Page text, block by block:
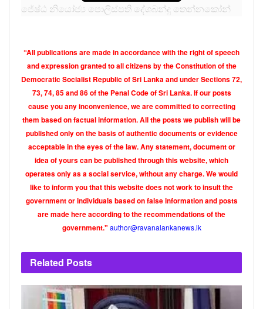
ජේෂ්ඨ නියෝජ්‍ය පොලිස්පති දේශබන්දු තෙන්නකෝන්
පසු ගිය මැයි මස 9 වැනිදා සිදු කල පහරදීමේ සිද්දියේ සිට
ඔහුට විවිද චෝදනා එල්ල විය. කෙසේ නමුත් ඔහුට
විරුද්දව චෝදනා පත්‍ර කිසිවක් බාර දුන් බවක් වාර්තා
නොවිනි. එසේම දේශබන්දු තෙන්නකෝන් මහතාට දැඩි
ජනතා අප්‍රසාදයක් මේ වන විටත් පවතී. නමුත් ජනතා
අරගල නීතී විරෝදී ලෙස හෝ පාලනය කිරීම සදහා රනිල්
වික්‍රමසින්හ මහතාට හොද හයියක් වීමට දේශබන්දු
තෙන්නකෝන් වැනි අය අවශ්‍ය වේ. කොහොම උනත්
හිටපු පොලිස්පති පූජිත් ජයසුන්දර මහතාටද අවසානයේ
හිර ගෙදර උරුම වූ බැවින්, පොලිස්පති දූරය ලැබීමෙන්
පසුව හෝ නීතියට අනුව පමනක් කටයුතු කිරීම ඔහුගේ
මතු ආරක්ශාවට යහපතක් වනු ඇත.
එසේම පොලිස් දෙපාර්තමේන්තුවට තිබූ ගරුත්වයට දැඩි
ලෙස හානි වුයේද දේශබන්දු තෙන්නකෝන් මහතාගේද
නීතිවිරෝදී ක්‍රියා හේතුවෙනි. ඔහුගේද සහායෙන් විනාශ
වී ඇති පොලිස් දෙපාර්තමේන්තුව නැවත යතා තත්වයට
“All publications are made in accordance with the right of speech
and expression granted to all citizens by the Constitution of the
Democratic Socialist Republic of Sri Lanka and under Sections 72,
73, 74, 85 and 86 of the Penal Code of Sri Lanka. If our posts
cause you any inconvenience, we are committed to correcting
them based on factual information. All the posts we publish will be
published only on the basis of authentic documents or evidence
acceptable in the eyes of the law. Any statement, document or
idea of yours can be published through this website, which
operates only as a social service, without any charge. We would
like to inform you that this website does not work to insult the
government or individuals based on false information and posts
are made here according to the recommendations of the
government." author@ravanalankanews.lk
Related Posts